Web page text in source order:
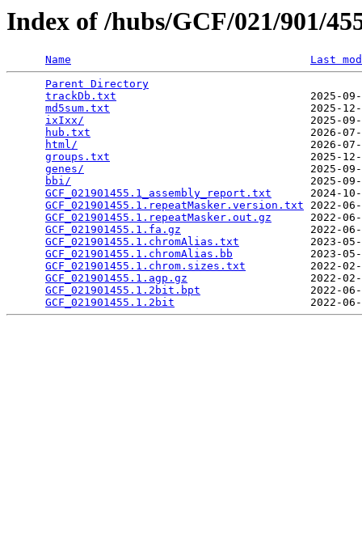
Index of /hubs/GCF/021/901/
Name
Last
Parent Directory
trackDb.txt
2025-
md5sum.txt
2025-
ixIxx/
2025-
hub.txt
2026-
html/
2026-
groups.txt
2025-
genes/
2025-
bbi/
2025-
GCF_021901455.1_assembly_report.txt
2024-
GCF_021901455.1.repeatMasker.version.txt 2022-
GCF_021901455.1.repeatMasker.out.gz
2022-
GCF_021901455.1.fa.gz
2022-
GCF_021901455.1.chromAlias.txt
2023-
GCF_021901455.1.chromAlias.bb
2023-
GCF_021901455.1.chrom.sizes.txt
2022-
GCF_021901455.1.agp.gz
2022-
GCF_021901455.1.2bit.bpt
2022-
GCF_021901455.1.2bit